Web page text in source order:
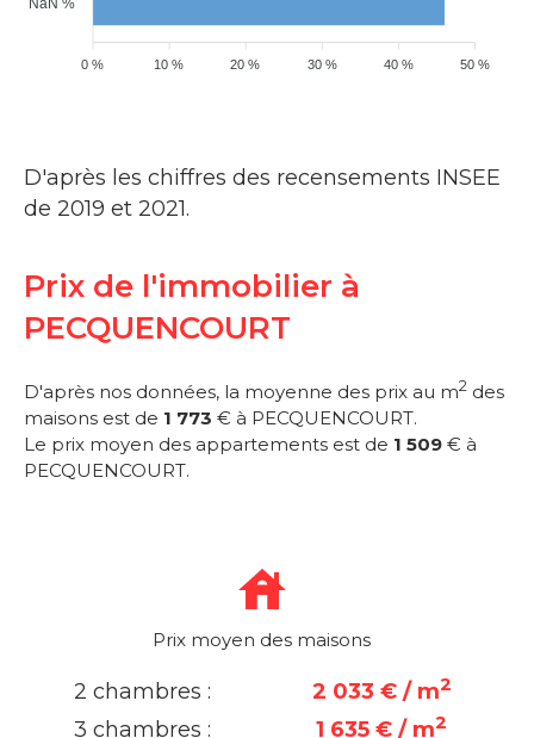
50 %
40 %
30 %
20 %
10 %
0 %
D'après les chiffres des recensements INSEE
de 2019 et 2021.
Prix de l'immobilier à
PECQUENCOURT
D'après nos données, la moyenne des prix au m2 des
maisons est de 1 773 € à PECQUENCOURT.
Le prix moyen des appartements est de 1 509 € à
PECQUENCOURT.
Prix moyen des maisons
2 chambres : 2 033 € / m2
3 chambres : 1 635 € / m2